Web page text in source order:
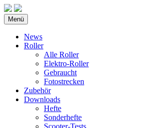
Menü
News
Roller
Alle Roller
Elektro-Roller
Gebraucht
Fotostrecken
Zubehör
Downloads
Hefte
Sonderhefte
Scooter-Tests